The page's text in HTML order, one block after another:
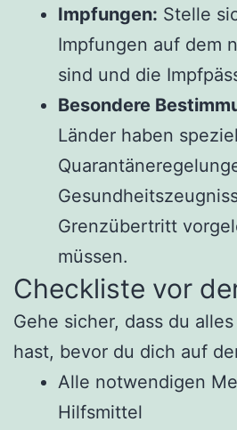
Impfungen: Stelle
Impfungen auf dem
sind und die
Besondere
Länder haben
Grenzübertritt
müssen.
Checkliste vor
Gehe sicher, dass du
hast, bevor du dich auf
Alle notwendigen
Hilfsmittel